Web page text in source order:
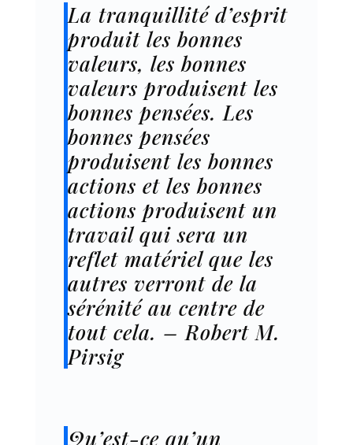
La tranquillité d’esprit
produit les bonnes
valeurs, les bonnes
valeurs produisent les
bonnes pensées. Les
bonnes pensées
produisent les bonnes
actions et les bonnes
actions produisent un
travail qui sera un
reflet matériel que les
autres verront de la
sérénité au centre de
tout cela. – Robert M.
Pirsig
Qu’est-ce qu’un